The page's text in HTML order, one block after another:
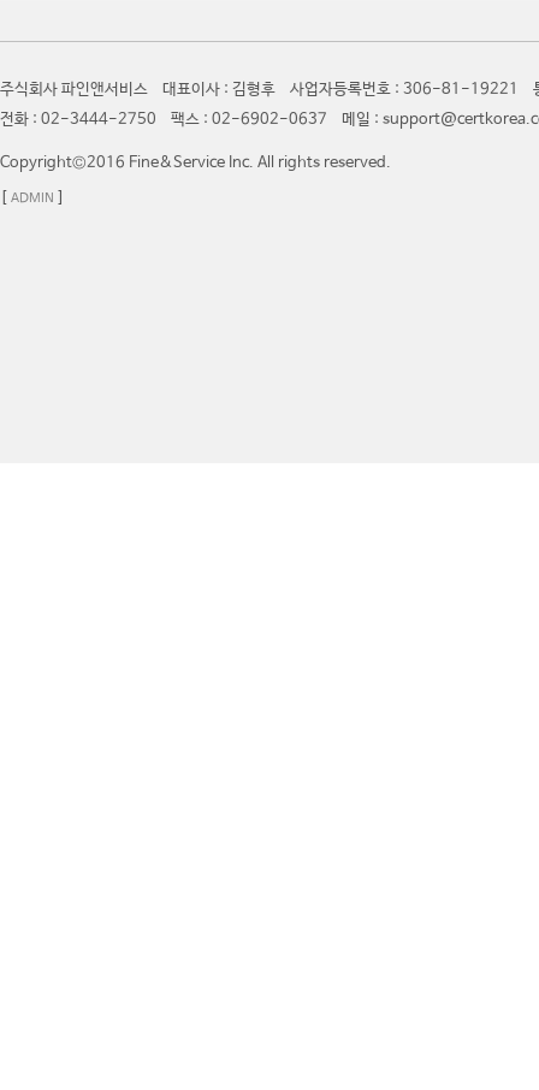
주식회사 파인앤서비스 대표이사 : 김형후 사업자등록번호 : 306-81-19221
전화 : 02-3444-2750 팩스 : 02-6902-0637 메일 :
Copyright©2016 Fine&Service Inc. All rights reserved.
ADMIN